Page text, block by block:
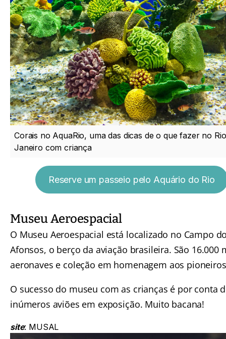
Corais no AquaRio, uma das dicas de o que fazer no
Janeiro com criança
Reserve um passeio pelo Aquário do Rio
Museu Aeroespacial
O Museu Aeroespacial está localizado no Campo
Afonsos, o berço da aviação brasileira. São 16.000
aeronaves e coleção em homenagem aos
O sucesso do museu com as crianças é por conta
inúmeros aviões em exposição. Muito bacana!
site: MUSAL